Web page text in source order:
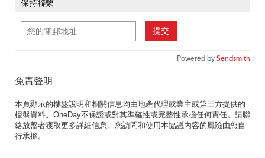
保持聯繫
提交
Powered bySendsmith
免責聲明
本頁顯示的樓盤說明和相關信息均由地產代理或業主或第三方提供的
樓盤資料。OneDay不保證或對其準確性或完整性承擔任何責任。請聯
絡放盤者獲取更多詳細信息。您訪問和使用本協議內容的風險由您自
行承擔。